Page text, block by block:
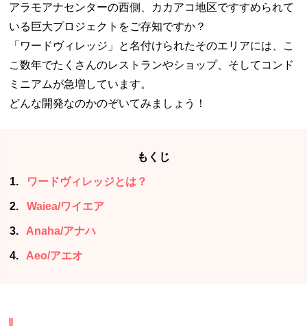
アラモアナセンターの西側、カカアコ地区ですすめられて
いる巨大プロジェクトをご存知ですか？
「ワードヴィレッジ」と名付けられたそのエリアには、こ
こ数年でたくさんのレストランやショップ、そしてコンド
ミニアムが急増しています。
どんな開発なのかのぞいてみましょう！
もくじ
1 ワードヴィレッジとは？
2 Waiea/ワイエア
3 Anaha/アナハ
4 Aeo/アエオ